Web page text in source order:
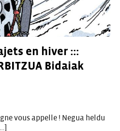
en hiver :::
Bidaiak
vous appelle ! Negua heldu